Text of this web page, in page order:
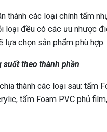
thành các loại chính tấm
loại đều có các ưu nhược
chọn sản phẩm phù hợp.
suốt theo thành phần
thành các loại sau: tấm
tấm Foam PVC phủ